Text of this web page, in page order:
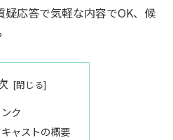
疑応答で気軽な内容でOK、候
ク
ャストの概要